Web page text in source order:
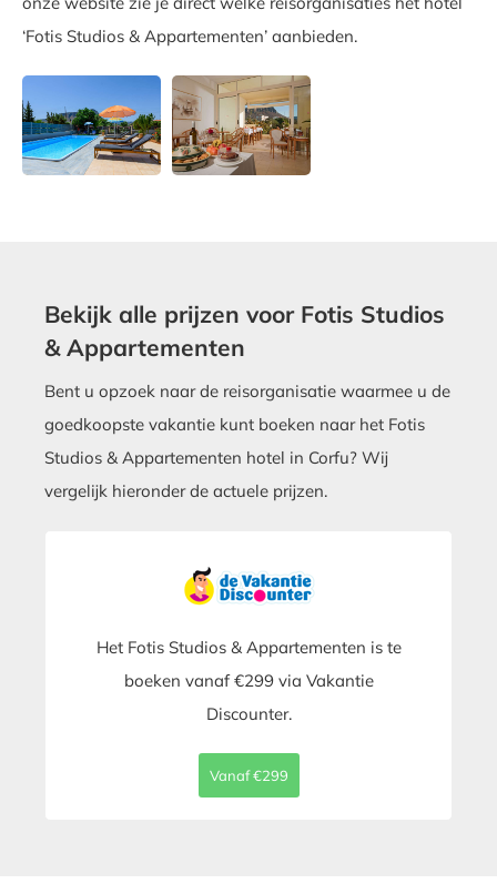
‘Fotis Studios & Appartementen’ aanbieden.
Bekijk alle prijzen voor Fotis Studios
& Appartementen
Bent u opzoek naar de reisorganisatie waarmee u de
goedkoopste vakantie kunt boeken naar het Fotis
Studios & Appartementen hotel in Corfu? Wij
vergelijk hieronder de actuele prijzen.
Het Fotis Studios & Appartementen is te
boeken vanaf €299 via Vakantie
Discounter.
Vanaf €299